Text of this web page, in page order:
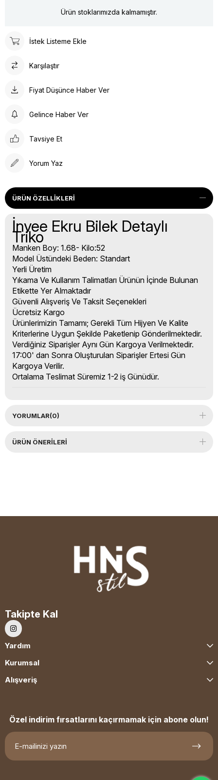
Ürün stoklarımızda kalmamıştır.
İstek Listeme Ekle
Karşılaştır
Fiyat Düşünce Haber Ver
Gelince Haber Ver
Tavsiye Et
Yorum Yaz
ÜRÜN ÖZELLIKLERI
İnvee Ekru Bilek Detaylı
Triko
Manken Boy: 1.68- Kilo:52
Model Üstündeki Beden: Standart
Yerli Üretim
Yıkama Ve Kullanım Talimatları Ürünün İçinde Bulunan
Etikette Yer Almaktadır
Güvenli Alışveriş Ve Taksit Seçenekleri
Ücretsiz Kargo
Ürünlerimizin Tamamı; Gerekli Tüm Hijyen Ve Kalite
Kriterlerine Uygun Şekilde Paketlenip Gönderilmektedir.
Verdiğiniz Siparişler Aynı Gün Kargoya Verilmektedir.
17:00' dan Sonra Oluşturulan Siparişler Ertesi Gün
Kargoya Verilir.
Ortalama Teslimat Süremiz 1-2 iş Günüdür.
YORUMLAR(0)
ÜRÜN ÖNERILERI
Takipte Kal
Yardım
Kurumsal
Alışveriş
Özel indirim fırsatlarını kaçırmamak için abone olun!